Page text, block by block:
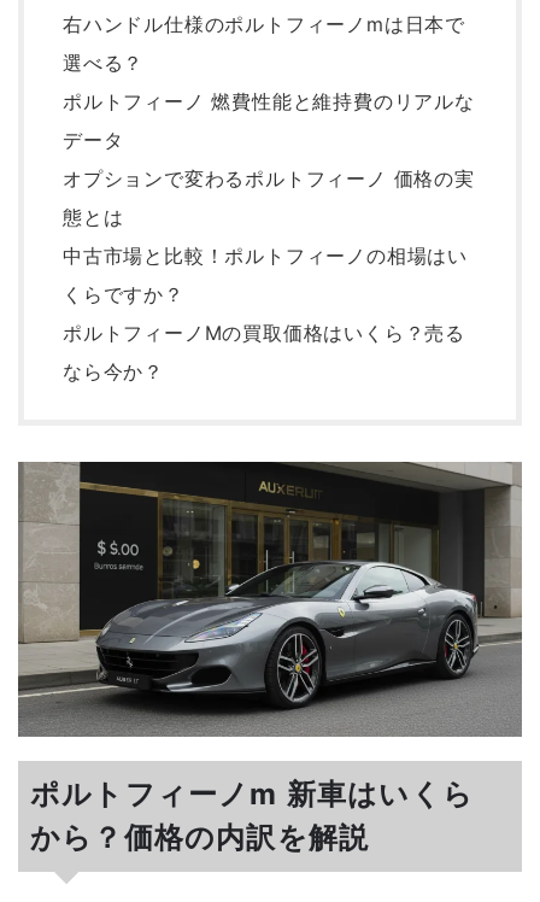
右ハンドル仕様のポルトフィーノmは日本で
選べる？
ポルトフィーノ 燃費性能と維持費のリアルな
データ
オプションで変わるポルトフィーノ 価格の実
態とは
中古市場と比較！ポルトフィーノの相場はい
くらですか？
ポルトフィーノMの買取価格はいくら？売る
なら今か？
ポルトフィーノm 新車はいくら
から？価格の内訳を解説